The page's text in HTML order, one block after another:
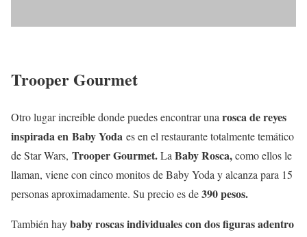
Trooper Gourmet
Otro lugar increíble donde puedes encontrar una rosca de reyes
inspirada en Baby Yoda es en el restaurante totalmente temático
de Star Wars, Trooper Gourmet.La Baby Rosca,como ellos le
llaman, viene con cinco monitos de Baby Yoda y alcanza para 15
personas aproximadamente. Su precio es de390 pesos.
También haybaby roscas individuales con dos figuras adentro